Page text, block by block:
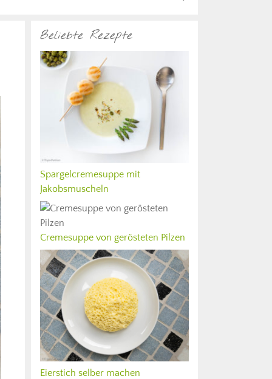
Beliebte Rezepte
Spargelcremesuppe mit
Jakobsmuscheln
Cremesuppe von gerösteten Pilzen
Eierstich selber machen